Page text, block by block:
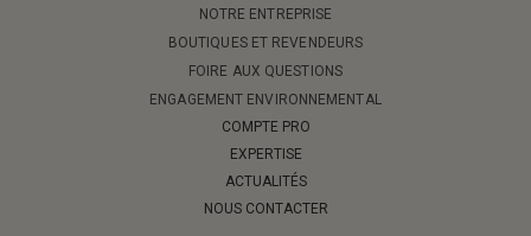
NOTRE ENTREPRISE
BOUTIQUES ET REVENDEURS
FOIRE AUX QUESTIONS
ENGAGEMENT ENVIRONNEMENTAL
COMPTE PRO
EXPERTISE
ACTUALITÉS
NOUS CONTACTER